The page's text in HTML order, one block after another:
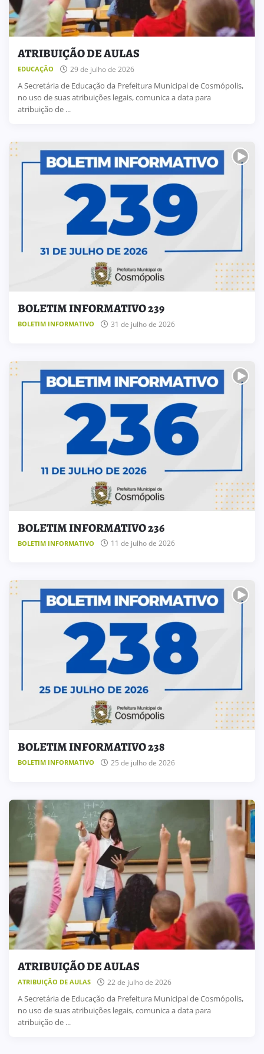
ATRIBUIÇÃO DE AULAS
EDUCAÇÃO 29 de julho de 2026
A Secretária de Educação da Prefeitura Municipal de Cosmópolis,
no uso de suas atribuições legais, comunica a data para
atribuição de ...
BOLETIM INFORMATIVO 239
BOLETIM INFORMATIVO 31 de julho de 2026
BOLETIM INFORMATIVO 236
BOLETIM INFORMATIVO 11 de julho de 2026
BOLETIM INFORMATIVO 238
BOLETIM INFORMATIVO 25 de julho de 2026
ATRIBUIÇÃO DE AULAS
ATRIBUIÇÃO DE AULAS 22 de julho de 2026
A Secretária de Educação da Prefeitura Municipal de Cosmópolis,
no uso de suas atribuições legais, comunica a data para
atribuição de ...